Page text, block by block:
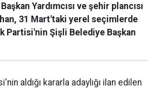
Yardımcısı ve şehir plancısı
31 Mart'taki yerel seçimlerde
Partisi'nin Şişli Belediye Başkan
aldığı kararla adaylığı ilan edilen